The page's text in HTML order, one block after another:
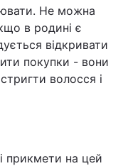
Не можна
в родині є
відкривати
покупки - вони
волосся і
прикмети на цей